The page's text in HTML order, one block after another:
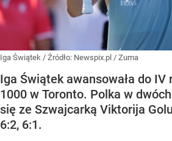
Iga Świątek / Źródło: Newspix.pl / Zuma
Iga Świątek awansowała do IV
1000 w Toronto. Polka w
się ze Szwajcarką Viktorija
6:2, 6:1.